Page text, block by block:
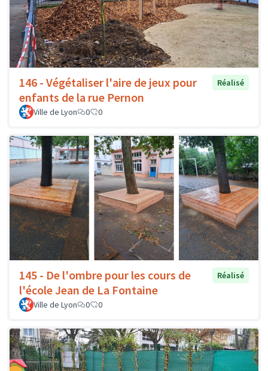
146 - Végétaliser l'aire de jeux pour
enfants de la rue Pernon
Réalisé
Ville de Lyon 0 0
145 - De l'ombre pour les cours de
l'école Jean de La Fontaine
Réalisé
Ville de Lyon 0 0